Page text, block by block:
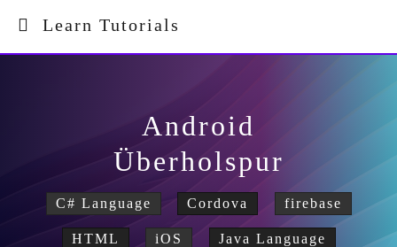
Learn Tutorials
Android
Überholspur
C# Language Cordova firebase
HTML iOS Java Language